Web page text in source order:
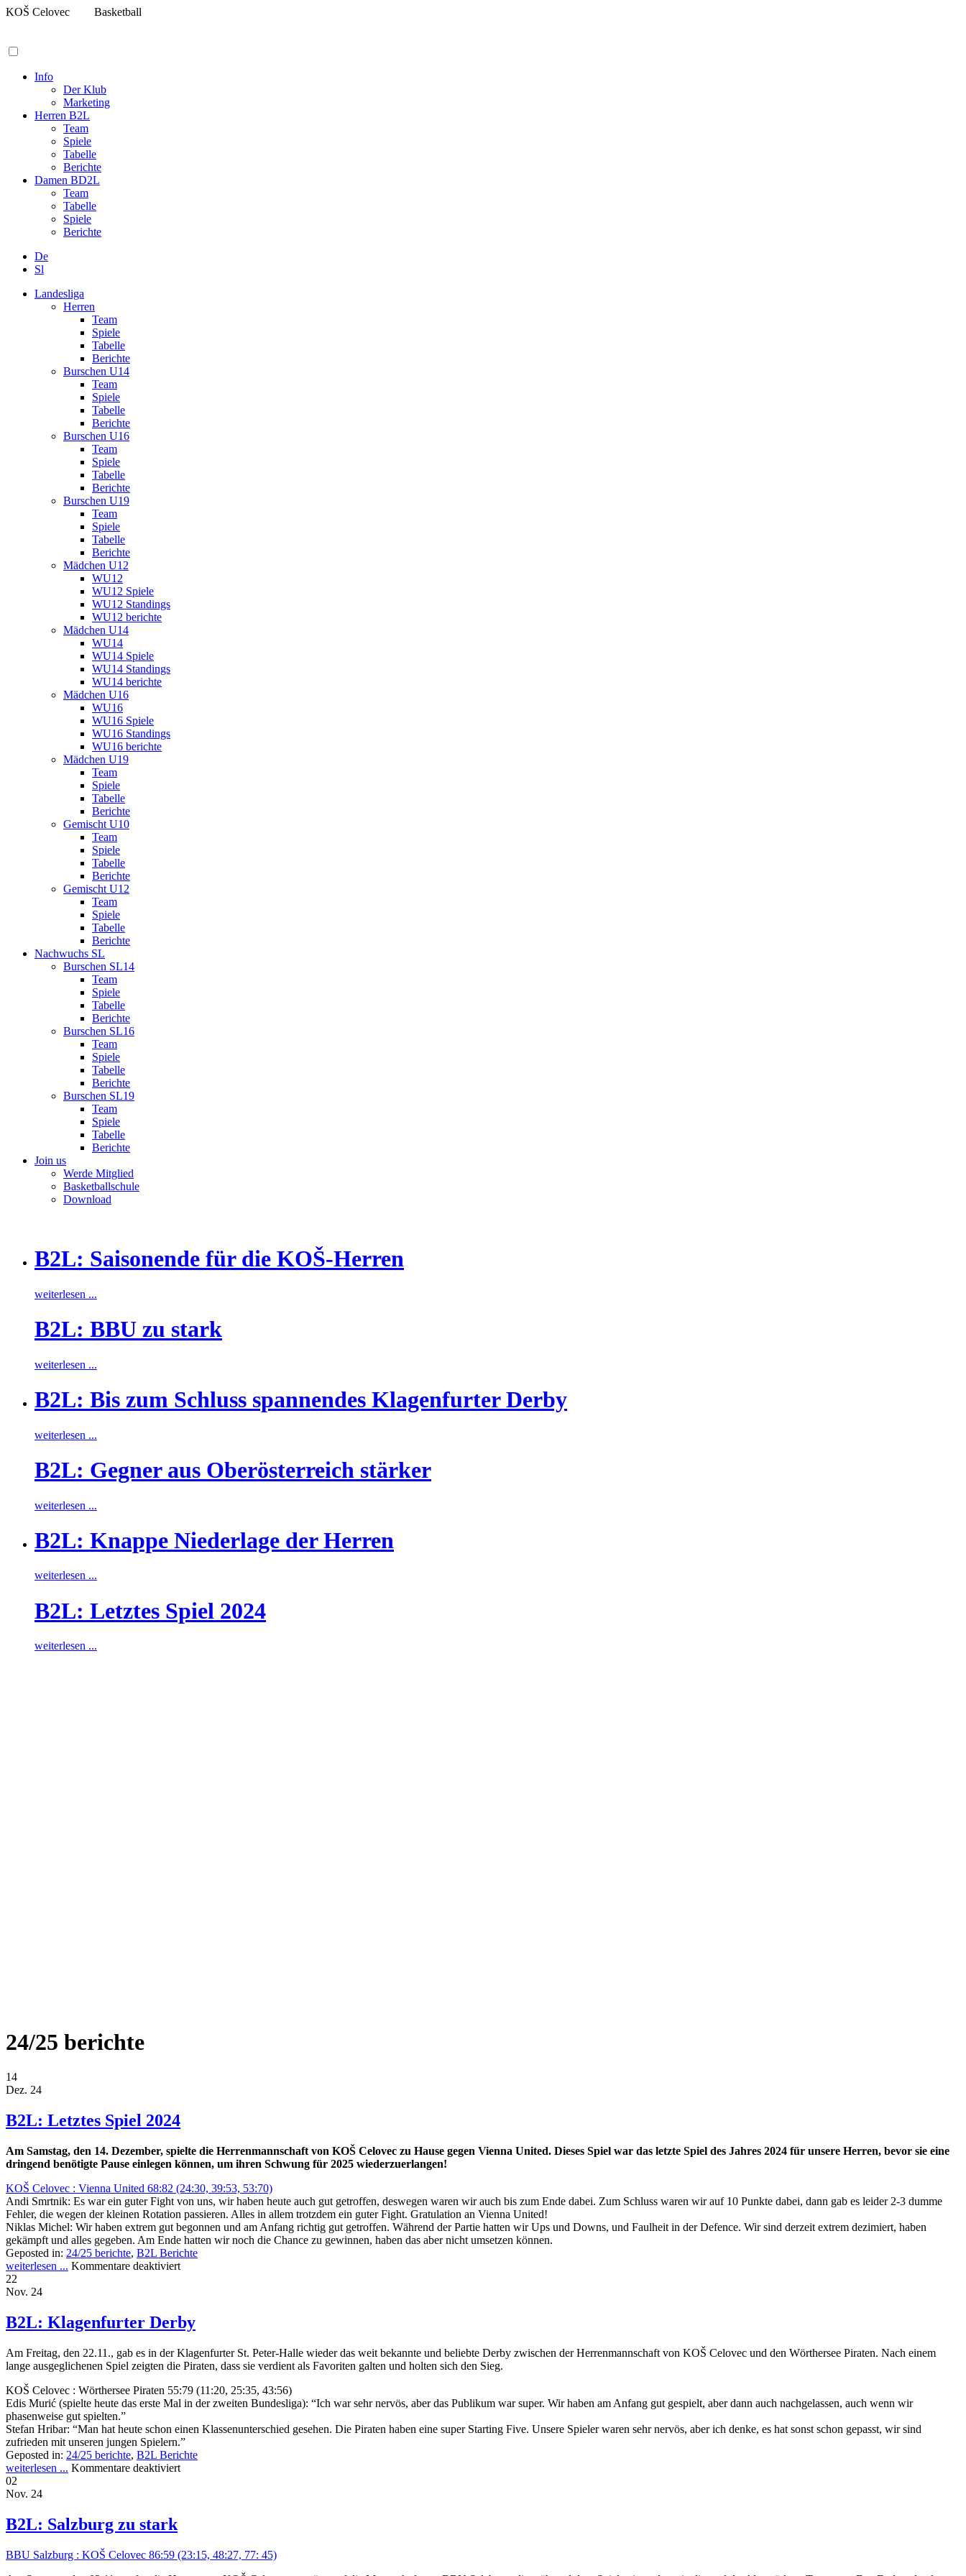
Zum
KOŠ Celovec Basketball
Info
Der Klub
Marketing
Herren B2L
Team
Spiele
Tabelle
Berichte
Damen BD2L
Team
Tabelle
Spiele
Berichte
De
Sl
Landesliga
Herren
Team
Spiele
Tabelle
Berichte
Burschen U14
Team
Spiele
Tabelle
Berichte
Burschen U16
Team
Spiele
Tabelle
Berichte
Burschen U19
Team
Spiele
Tabelle
Berichte
Mädchen U12
WU12
WU12 Spiele
WU12 Standings
WU12 berichte
Mädchen U14
WU14
WU14 Spiele
WU14 Standings
WU14 berichte
Mädchen U16
WU16
WU16 Spiele
WU16 Standings
WU16 berichte
Mädchen U19
Team
Spiele
Tabelle
Berichte
Gemischt U10
Team
Spiele
Tabelle
Berichte
Gemischt U12
Team
Spiele
Tabelle
Berichte
Nachwuchs SL
Burschen SL14
Team
Spiele
Tabelle
Berichte
Burschen SL16
Team
Spiele
Tabelle
Berichte
Burschen SL19
Team
Spiele
Tabelle
Berichte
Join us
Werde Mitglied
Basketballschule
Download
B2L: Saisonende für die KOŠ-Herren
weiterlesen ...
B2L: BBU zu stark
weiterlesen ...
B2L: Bis zum Schluss spannendes Klagenfurter Derby
weiterlesen ...
B2L: Gegner aus Oberösterreich stärker
weiterlesen ...
B2L: Knappe Niederlage der Herren
weiterlesen ...
B2L: Letztes Spiel 2024
weiterlesen ...
24/25 berichte
14
Dez. 24
B2L: Letztes Spiel 2024
Am Samstag, den 14. Dezember, spielte die Herrenmannschaft von KOŠ Celovec zu Hause gegen Vienna United. Dieses Spiel war das letzte Spiel des Jahres 2024 für unsere Herren, bevor sie eine
dringend benötigte Pause einlegen können, um ihren Schwung für 2025 wiederzuerlangen!
KOŠ Celovec : Vienna United 68:82 (24:30, 39:53, 53:70)
Andi Smrtnik: Es war ein guter Fight von uns, wir haben heute auch gut getroffen, deswegen waren wir auch bis zum Ende dabei. Zum Schluss waren wir auf 10 Punkte dabei, dann gab es leider 2-3 dumme
Fehler, die wegen der kleinen Rotation passieren. Alles in allem trotzdem ein guter Fight. Gratulation an Vienna United!
Niklas Michel: Wir haben extrem gut begonnen und am Anfang richtig gut getroffen. Während der Partie hatten wir Ups und Downs, und Faulheit in der Defence. Wir sind derzeit extrem dezimiert, haben
gekämpft und alles gegeben. Am Ende hatten wir noch die Chance zu gewinnen, haben das aber nicht umsetzen können.
Geposted in: 24/25 berichte, B2L Berichte
weiterlesen ... Kommentare deaktiviert
22
Nov. 24
B2L: Klagenfurter Derby
Am Freitag, den 22.11., gab es in der Klagenfurter St. Peter-Halle wieder das weit bekannte und beliebte Derby zwischen der Herrenmannschaft von KOŠ Celovec und den Wörthersee Piraten. Nach einem
lange ausgeglichenen Spiel zeigten die Piraten, dass sie verdient als Favoriten galten und holten sich den Sieg.
KOŠ Celovec : Wörthersee Piraten 55:79 (11:20, 25:35, 43:56)
Edis Murić (spielte heute das erste Mal in der zweiten Bundesliga): “Ich war sehr nervös, aber das Publikum war super. Wir haben am Anfang gut gespielt, aber dann auch nachgelassen, auch wenn wir
phasenweise gut spielten.”
Stefan Hribar: “Man hat heute schon einen Klassenunterschied gesehen. Die Piraten haben eine super Starting Five. Unsere Spieler waren sehr nervös, aber ich denke, es hat sonst schon gepasst, wir sind
zufrieden mit unseren jungen Spielern.”
Geposted in: 24/25 berichte, B2L Berichte
weiterlesen ... Kommentare deaktiviert
02
Nov. 24
B2L: Salzburg zu stark
BBU Salzburg : KOŠ Celovec 86:59 (23:15, 48:27, 77: 45)